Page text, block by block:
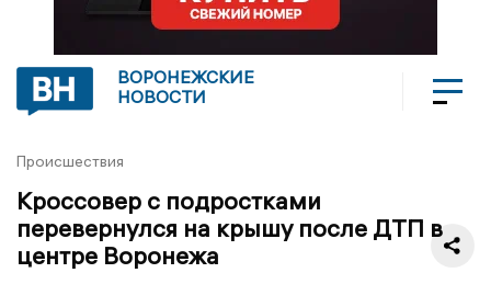
ВОРОНЕЖСКИЕ
НОВОСТИ
Происшествия
Кроссовер с подростками
перевернулся на крышу после ДТП в
центре Воронежа